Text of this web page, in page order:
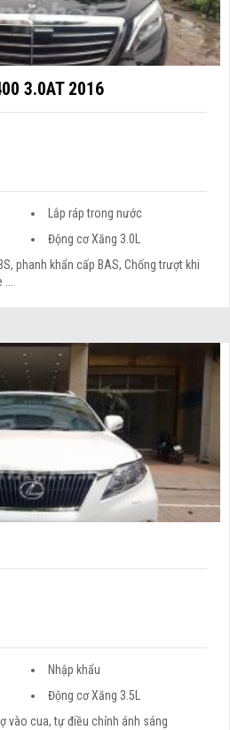
3.0AT 2016
Lắp ráp trong nước
Động cơ Xăng 3.0L
phanh khẩn cấp BAS, Chống trượt khi
...
Nhập khẩu
Động cơ Xăng 3.5L
vào cua, tự điều chỉnh ánh sáng